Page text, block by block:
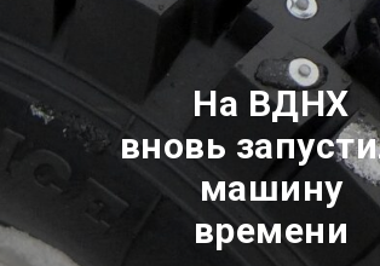
На ВДНХ
вновь
машину
времени